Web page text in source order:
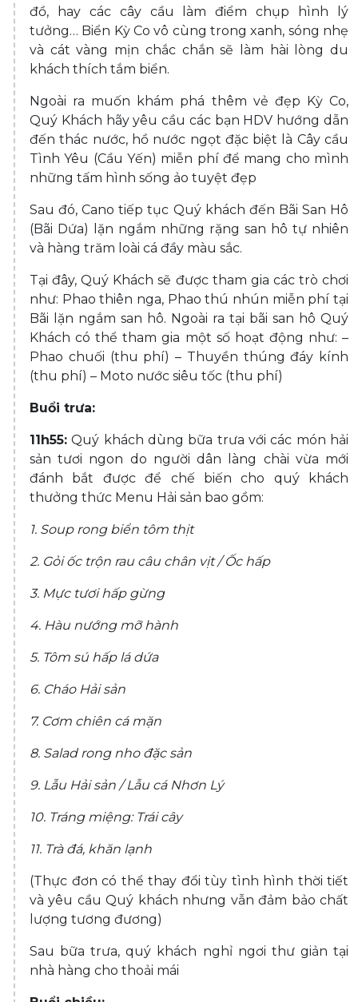
đồ, hay các cây cầu làm điểm chụp hình lý
tưởng… Biển Kỳ Co vô cùng trong xanh, sóng nhẹ
và cát vàng mịn chắc chắn sẽ làm hài lòng du
khách thích tắm biển.
Ngoài ra muốn khám phá thêm vẻ đẹp Kỳ Co,
Quý Khách hãy yêu cầu các bạn HDV hướng dẫn
đến thác nước, hồ nước ngọt đặc biệt là Cây cầu
Tình Yêu (Cầu Yến) miễn phí để mang cho mình
những tấm hình sống ảo tuyệt đẹp
Sau đó, Cano tiếp tục Quý khách đến Bãi San Hô
(Bãi Dứa) lặn ngắm những rặng san hô tự nhiên
và hàng trăm loài cá đầy màu sắc.
Tại đây, Quý Khách sẽ được tham gia các trò chơi
như: Phao thiên nga, Phao thú nhún miễn phí tại
Bãi lặn ngắm san hô. Ngoài ra tại bãi san hô Quý
Khách có thể tham gia một số hoạt động như: –
Phao chuối (thu phí) – Thuyền thúng đáy kính
(thu phí) – Moto nước siêu tốc (thu phí)
Buổi trưa:
11h55: Quý khách dùng bữa trưa với các món hải
sản tươi ngon do người dân làng chài vừa mới
đánh bắt được để chế biến cho quý khách
thưởng thức Menu Hải sản bao gồm:
1. Soup rong biển tôm thịt
2. Gỏi ốc trộn rau câu chân vịt / Ốc hấp
3. Mực tươi hấp gừng
4. Hàu nướng mỡ hành
5. Tôm sú hấp lá dứa
6. Cháo Hải sản
7. Cơm chiên cá mặn
8. Salad rong nho đặc sản
9. Lẫu Hải sản / Lẫu cá Nhơn Lý
10. Tráng miệng: Trái cây
11. Trà đá, khăn lạnh
(Thực đơn có thể thay đổi tùy tình hình thời tiết
và yêu cầu Quý khách nhưng vẫn đảm bảo chất
lượng tương đương)
Sau bữa trưa, quý khách nghỉ ngơi thư giản tại
nhà hàng cho thoải mái